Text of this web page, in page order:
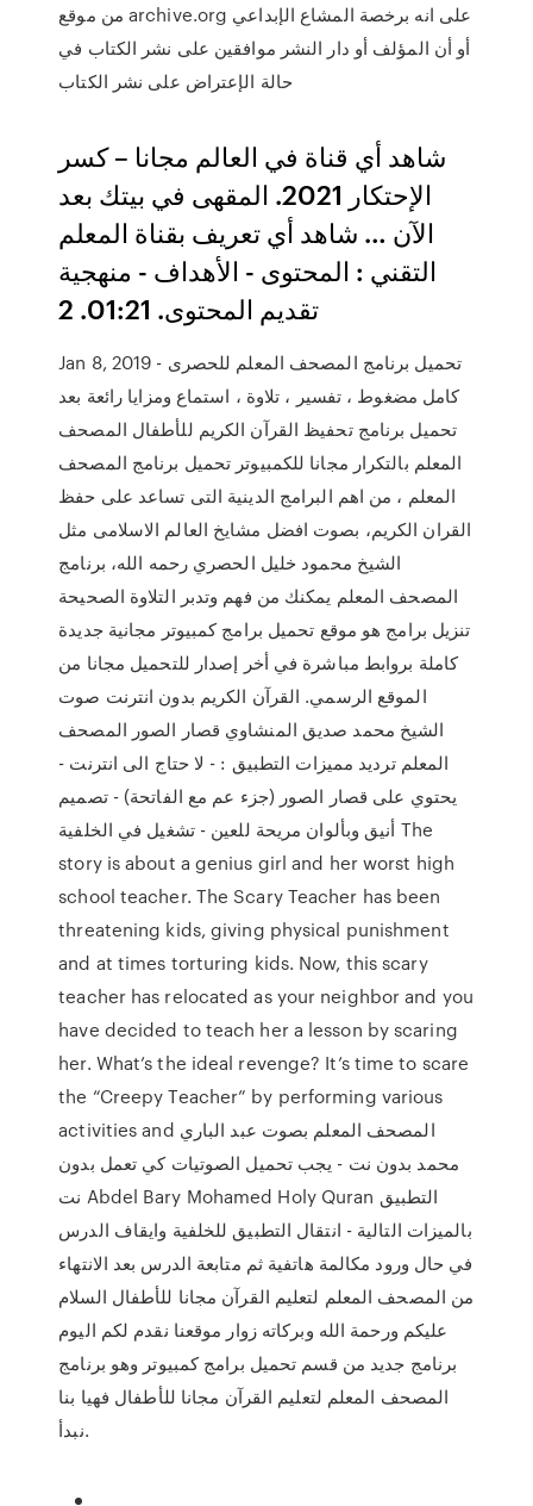
من موقع archive.org على انه برخصة المشاع الإبداعي
أو أن المؤلف أو دار النشر موافقين على نشر الكتاب في
شاهد أي قناة في العالم مجانا – كسر
الإحتكار 2021. المقهى في بيتك بعد
الآن … شاهد أي تعريف بقناة المعلم
التقني : المحتوى - الأهداف - منهجية
Jan 8, 2019 - تحميل برنامج المصحف المعلم للحصرى
كامل مضغوط ، تفسير ، تلاوة ، استماع ومزايا رائعة بعد
تحميل برنامج تحفيظ القرآن الكريم للأطفال المصحف
المعلم بالتكرار مجانا للكمبيوتر تحميل برنامج المصحف
المعلم ، من اهم البرامج الدينية التى تساعد على حفظ
القران الكريم، بصوت افضل مشايخ العالم الاسلامى مثل
الشيخ محمود خليل الحصري رحمه الله، برنامج
المصحف المعلم يمكنك من فهم وتدبر التلاوة الصحيحة
تنزيل برامج هو موقع تحميل برامج كمبيوتر مجانية جديدة
كاملة بروابط مباشرة في أخر إصدار للتحميل مجانا من
الموقع الرسمي. القرآن الكريم بدون انترنت صوت
الشيخ محمد صديق المنشاوي قصار الصور المصحف
المعلم ترديد مميزات التطبيق : - لا حتاج الى انترنت -
يحتوي على قصار الصور (جزء عم مع الفاتحة) - تصميم
أنيق وبألوان مريحة للعين - تشغيل في الخلفية The
story is about a genius girl and her worst high
school teacher. The Scary Teacher has been
threatening kids, giving physical punishment
and at times torturing kids. Now, this scary
teacher has relocated as your neighbor and you
have decided to teach her a lesson by scaring
her. What’s the ideal revenge? It’s time to scare
the “Creepy Teacher” by performing various
activities and المصحف المعلم بصوت عبد الباري
محمد بدون نت - يجب تحميل الصوتيات كي تعمل بدون
نت Abdel Bary Mohamed Holy Quran التطبيق
بالميزات التالية - انتقال التطبيق للخلفية وايقاف الدرس
في حال ورود مكالمة هاتفية ثم متابعة الدرس بعد الانتهاء
من المصحف المعلم لتعليم القرآن مجانا للأطفال السلام
عليكم ورحمة الله وبركاته زوار موقعنا نقدم لكم اليوم
برنامج جديد من قسم تحميل برامج كمبيوتر وهو برنامج
المصحف المعلم لتعليم القرآن مجانا للأطفال فهيا بنا
نبدأ.